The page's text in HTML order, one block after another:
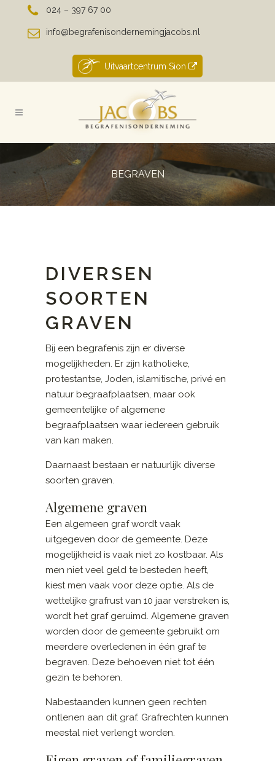
024 – 397 67 00
info@begrafenisondernemingjacobs.nl
Uitvaartcentrum Sion
BEGRAVEN
DIVERSEN
SOORTEN
GRAVEN
Bij een begrafenis zijn er diverse
mogelijkheden. Er zijn katholieke,
protestantse, Joden, islamitische, privé en
natuur begraafplaatsen, maar ook
gemeentelijke of algemene
begraafplaatsen waar iedereen gebruik
van kan maken.
Daarnaast bestaan er natuurlijk diverse
soorten graven.
Algemene graven
Een algemeen graf wordt vaak
uitgegeven door de gemeente. Deze
mogelijkheid is vaak niet zo kostbaar. Als
men niet veel geld te besteden heeft,
kiest men vaak voor deze optie. Als de
wettelijke grafrust van 10 jaar verstreken is,
wordt het graf geruimd. Algemene graven
worden door de gemeente gebruikt om
meerdere overledenen in één graf te
begraven. Deze behoeven niet tot één
gezin te behoren.
Nabestaanden kunnen geen rechten
ontlenen aan dit graf. Grafrechten kunnen
meestal niet verlengt worden.